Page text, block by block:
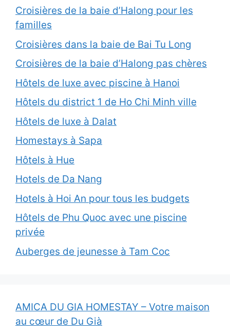
Croisières de la baie d’Halong pour les
familles
Croisières dans la baie de Bai Tu Long
Croisières de la baie d’Halong pas chères
Hôtels de luxe avec piscine à Hanoi
Hôtels du district 1 de Ho Chi Minh ville
Hôtels de luxe à Dalat
Homestays à Sapa
Hôtels à Hue
Hotels de Da Nang
Hotels à Hoi An pour tous les budgets
Hôtels de Phu Quoc avec une piscine
privée
Auberges de jeunesse à Tam Coc
AMICA DU GIA HOMESTAY – Votre maison
au cœur de Du Già